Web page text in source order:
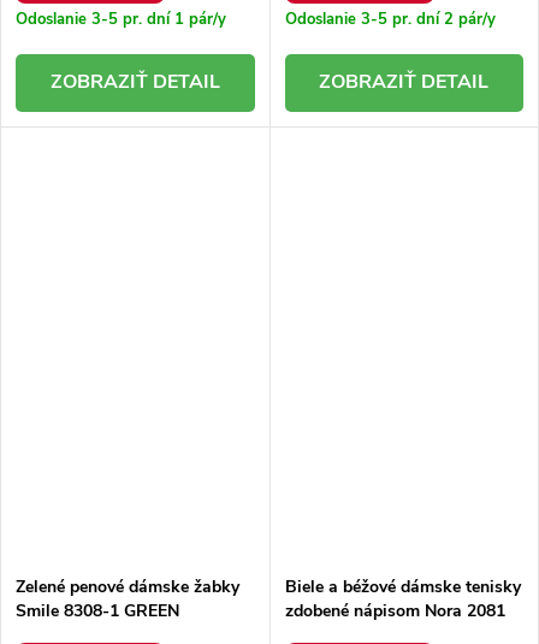
Odoslanie 3-5 pr. dní 1 pár/y
DETAIL
Odoslanie 3-5 pr. dní2 pár/y
DETAIL
Zelené penové dámske žabky
Smile 8308-1 GREEN
Biele a béžové dámske tenisky
zdobené nápisom Nora 2081